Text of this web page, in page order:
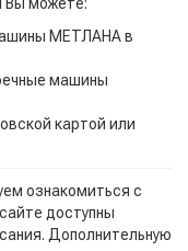
Вы можете:
МЕТЛАНА в
машины
картой или
ознакомиться с
доступны
Дополнительную